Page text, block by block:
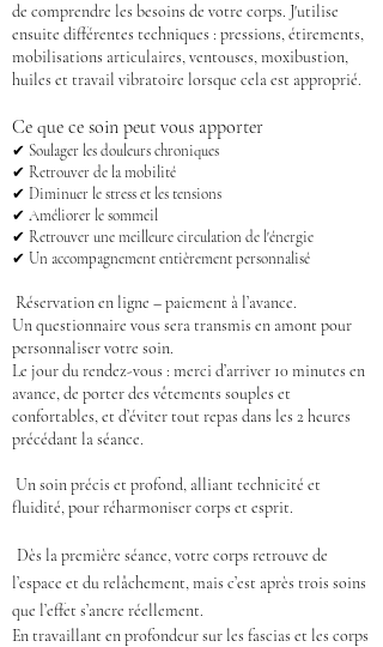
de comprendre les besoins de votre corps. J'utilise
ensuite différentes techniques : pressions, étirements,
mobilisations articulaires, ventouses, moxibustion,
huiles et travail vibratoire lorsque cela est approprié.
Ce que ce soin peut vous apporter
✔ Soulager les douleurs chroniques
✔ Retrouver de la mobilité
✔ Diminuer le stress et les tensions
✔ Améliorer le sommeil
✔ Retrouver une meilleure circulation de l'énergie
✔ Un accompagnement entièrement personnalisé
Réservation en ligne – paiement à l’avance.
Un questionnaire vous sera transmis en amont pour
personnaliser votre soin.
Le jour du rendez-vous : merci d’arriver 10 minutes en
avance, de porter des vêtements souples et
confortables, et d’éviter tout repas dans les 2 heures
précédant la séance.
Un soin précis et profond, alliant technicité et
fluidité, pour réharmoniser corps et esprit.
Dès la première séance, votre corps retrouve de
l’espace et du relâchement, mais c’est après trois soins
que l’effet s’ancre réellement.
En travaillant en profondeur sur les fascias et les corps